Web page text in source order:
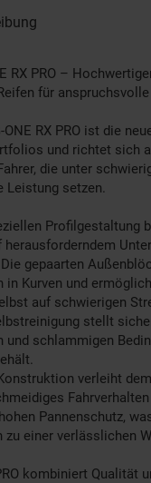
RX PRO –
für
ONE RX PRO ist die
und richtet sich
die unter
Leistung setzen.
Profilgestaltung
herausforderndem
gepaarten
in Kurven und
auf schwierigen
stellt
und schlammigen
verleiht
Pannenschutz,
zu einer verlässlichen
kombiniert Qualität